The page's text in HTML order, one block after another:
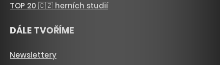
TOP 20 🇨🇿 herních studií
DÁLE TVOŘÍME
Newslettery